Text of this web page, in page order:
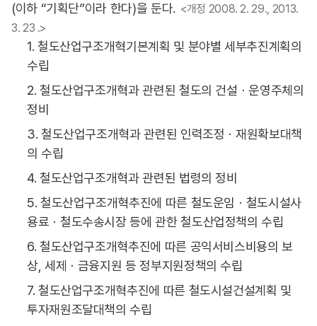
(이하 “기획단”이라 한다)을 둔다. <개정 2008. 2. 29., 2013.
3. 23 .>
1. 철도산업구조개혁기본계획 및 분야별 세부추진계획의
수립
2. 철도산업구조개혁과 관련된 철도의 건설ㆍ운영주체의
정비
3. 철도산업구조개혁과 관련된 인력조정ㆍ재원확보대책
의 수립
4. 철도산업구조개혁과 관련된 법령의 정비
5. 철도산업구조개혁추진에 따른 철도운임ㆍ철도시설사
용료ㆍ철도수송시장 등에 관한 철도산업정책의 수립
6. 철도산업구조개혁추진에 따른 공익서비스비용의 보
상, 세제ㆍ금융지원 등 정부지원정책의 수립
7. 철도산업구조개혁추진에 따른 철도시설건설계획 및
투자재원조달대책의 수립